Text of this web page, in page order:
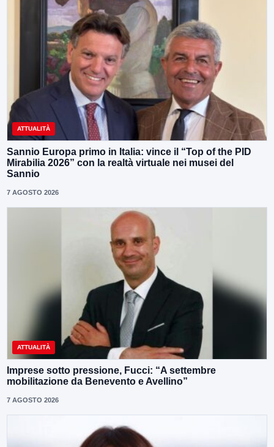
ATTUALITÀ
Sannio Europa primo in Italia: vince il “Top of the PID
Mirabilia 2026” con la realtà virtuale nei musei del
Sannio
7 AGOSTO 2026
ATTUALITÀ
Imprese sotto pressione, Fucci: “A settembre
mobilitazione da Benevento e Avellino”
7 AGOSTO 2026